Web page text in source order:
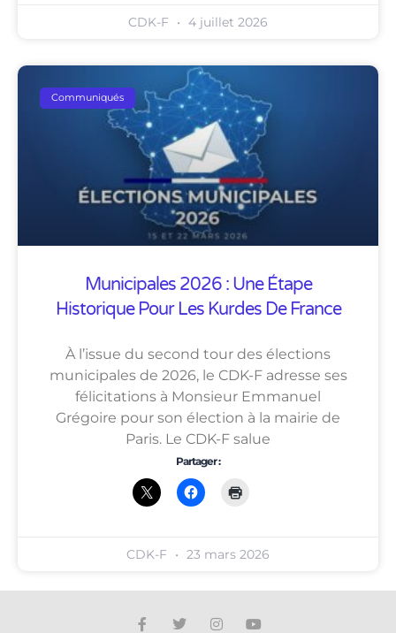
CDK-F 4 juillet 2026
Communiqués
Municipales 2026 : Une Étape
Historique Pour Les Kurdes De France
À l’issue du second tour des élections
municipales de 2026, le CDK-F adresse ses
félicitations à Monsieur Emmanuel
Grégoire pour son élection à la mairie de
Paris. Le CDK-F salue
Partager :
CDK-F 23 mars 2026